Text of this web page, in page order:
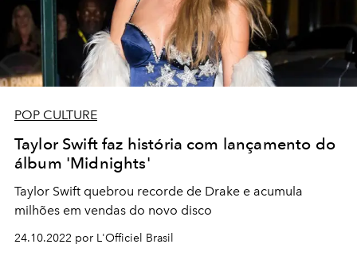
POP CULTURE
Taylor Swift faz história com lançamento do
álbum 'Midnights'
Taylor Swift quebrou recorde de Drake e acumula
milhões em vendas do novo disco
24.10.2022 por L'Officiel Brasil